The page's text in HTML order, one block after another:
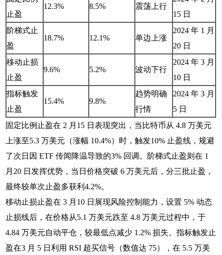
止盈
12.3% 8.5% 震荡上行
15 日
阶梯式止
盈
18.7% 12.1% 单边上涨
2024 年 1 月
20 日
移动止损
止盈
9.6% 5.2% 波动下行
2024 年 3 月
10 日
指标触发
止盈
15.4% 9.8%
趋势明确
行情
2024 年 3 月
5 日
固定比例止盈在 2 月15 日表现突出，当比特币从 4.8 万美元
上涨至5.3 万美元（涨幅 10.4%）时，触发10% 止盈线，规避
了次日因 ETF 传闻降温导致的3% 回调。阶梯式止盈则在 1
月20 日发挥优势，当日价格突破 6 万美元后，分三批止盈，
最终较单次止盈多获利4.2%。
移动止损止盈在 3 月10 日展现风险控制能力，设置 5% 动态
止损线后，在价格从5.1 万美元跌至 4.8 万美元过程中，于
4.84 万美元自动平仓，较最低点减少 1.2% 损失。指标触发止
盈在3 月 5 日利用 RSI 超买信号（数值达 75），在 5.5 万美